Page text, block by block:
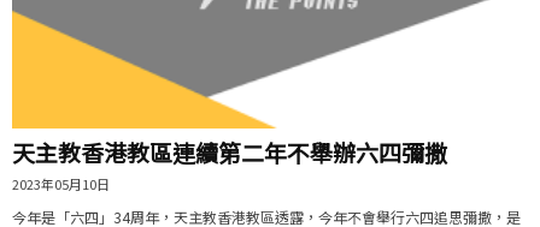
天主教香港教區連續第二年不舉辦六四彌撒
2023年05月10日
今年是「六四」34周年，天主教香港教區透露，今年不會舉行六四追思彌撒，是